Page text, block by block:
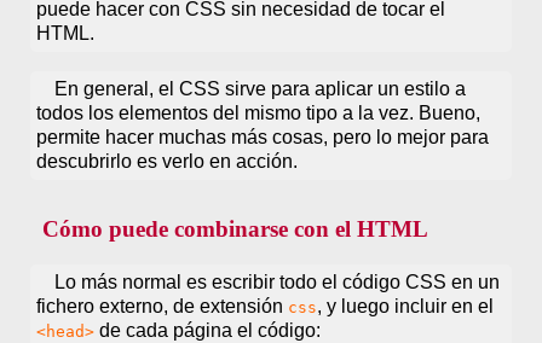
puede hacer con CSS sin necesidad de tocar el
HTML.
En general, el CSS sirve para aplicar un estilo a
todos los elementos del mismo tipo a la vez. Bueno,
permite hacer muchas más cosas, pero lo mejor para
descubrirlo es verlo en acción.
Cómo puede combinarse con el HTML
Lo más normal es escribir todo el código CSS en un
fichero externo, de extensión css, y luego incluir en el
<head> de cada página el código: